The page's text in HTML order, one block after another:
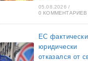
05.08.2026 /
0 КОММЕНТАРИЕВ
ЕС
юридически
отказался от